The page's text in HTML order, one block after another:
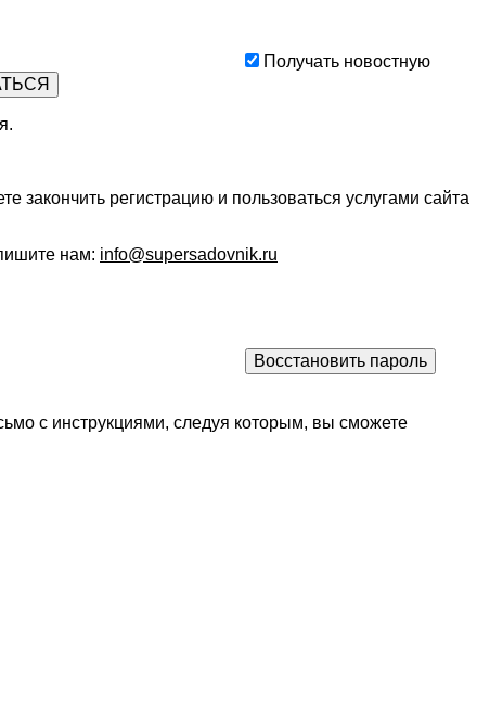
Получать новостную
.
регистрацию и пользоваться услугами сайта
нам: info@supersadovnik.ru
с инструкциями, следуя которым, вы сможете